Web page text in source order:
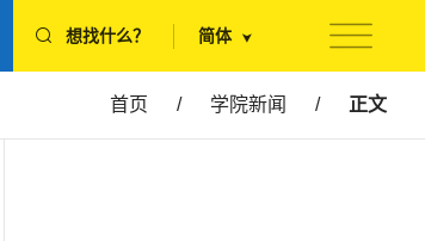
想找什么？ 简体
首页 / 学院新闻 / 正文